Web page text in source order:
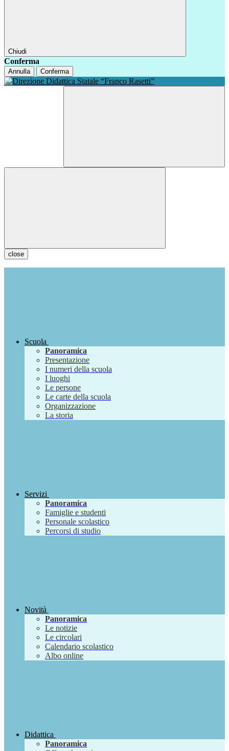
Chiudi
Conferma
Annulla Conferma
close
Scuola
Panoramica
Presentazione
I numeri della scuola
I luoghi
Le persone
Le carte della scuola
Organizzazione
La storia
Servizi
Panoramica
Famiglie e studenti
Personale scolastico
Percorsi di studio
Novità
Panoramica
Le notizie
Le circolari
Calendario scolastico
Albo online
Didattica
Panoramica